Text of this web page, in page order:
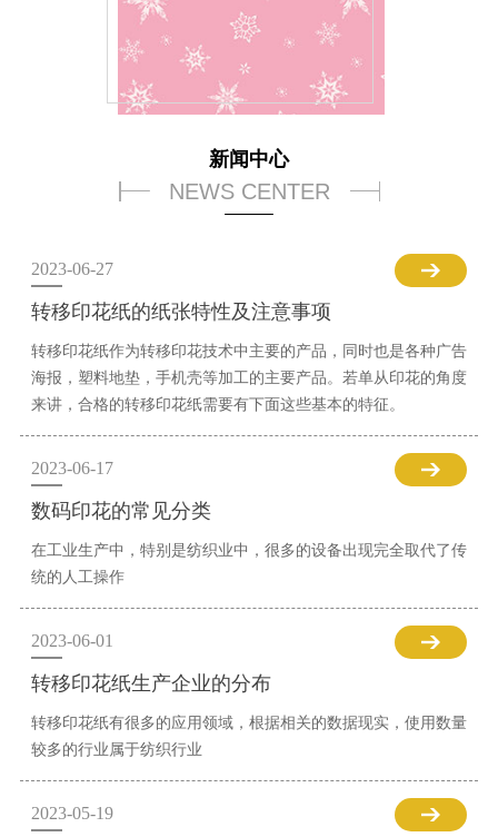
新闻中心
NEWS CENTER
2023-06-27
转移印花纸的纸张特性及注意事项
转移印花纸作为转移印花技术中主要的产品，同时也是各种广告
海报，塑料地垫，手机壳等加工的主要产品。若单从印花的角度
来讲，合格的转移印花纸需要有下面这些基本的特征。
2023-06-17
数码印花的常见分类
在工业生产中，特别是纺织业中，很多的设备出现完全取代了传
统的人工操作
2023-06-01
转移印花纸生产企业的分布
转移印花纸有很多的应用领域，根据相关的数据现实，使用数量
较多的行业属于纺织行业
2023-05-19